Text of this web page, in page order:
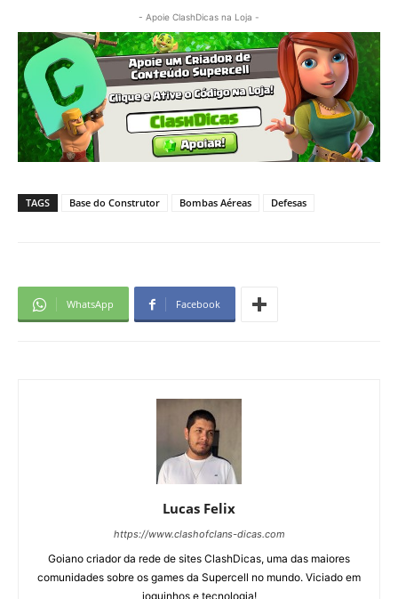
- Apoie ClashDicas na Loja -
TAGS Base do Construtor Bombas Aéreas Defesas
WhatsApp Facebook
Lucas Felix
https://www.clashofclans-dicas.com
Goiano criador da rede de sites ClashDicas, uma das maiores
comunidades sobre os games da Supercell no mundo. Viciado em
joguinhos e tecnologia!